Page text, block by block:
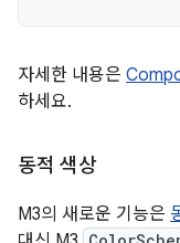
자세한 내용은
하세요.
동적 색상
M3의 새로운 기능은